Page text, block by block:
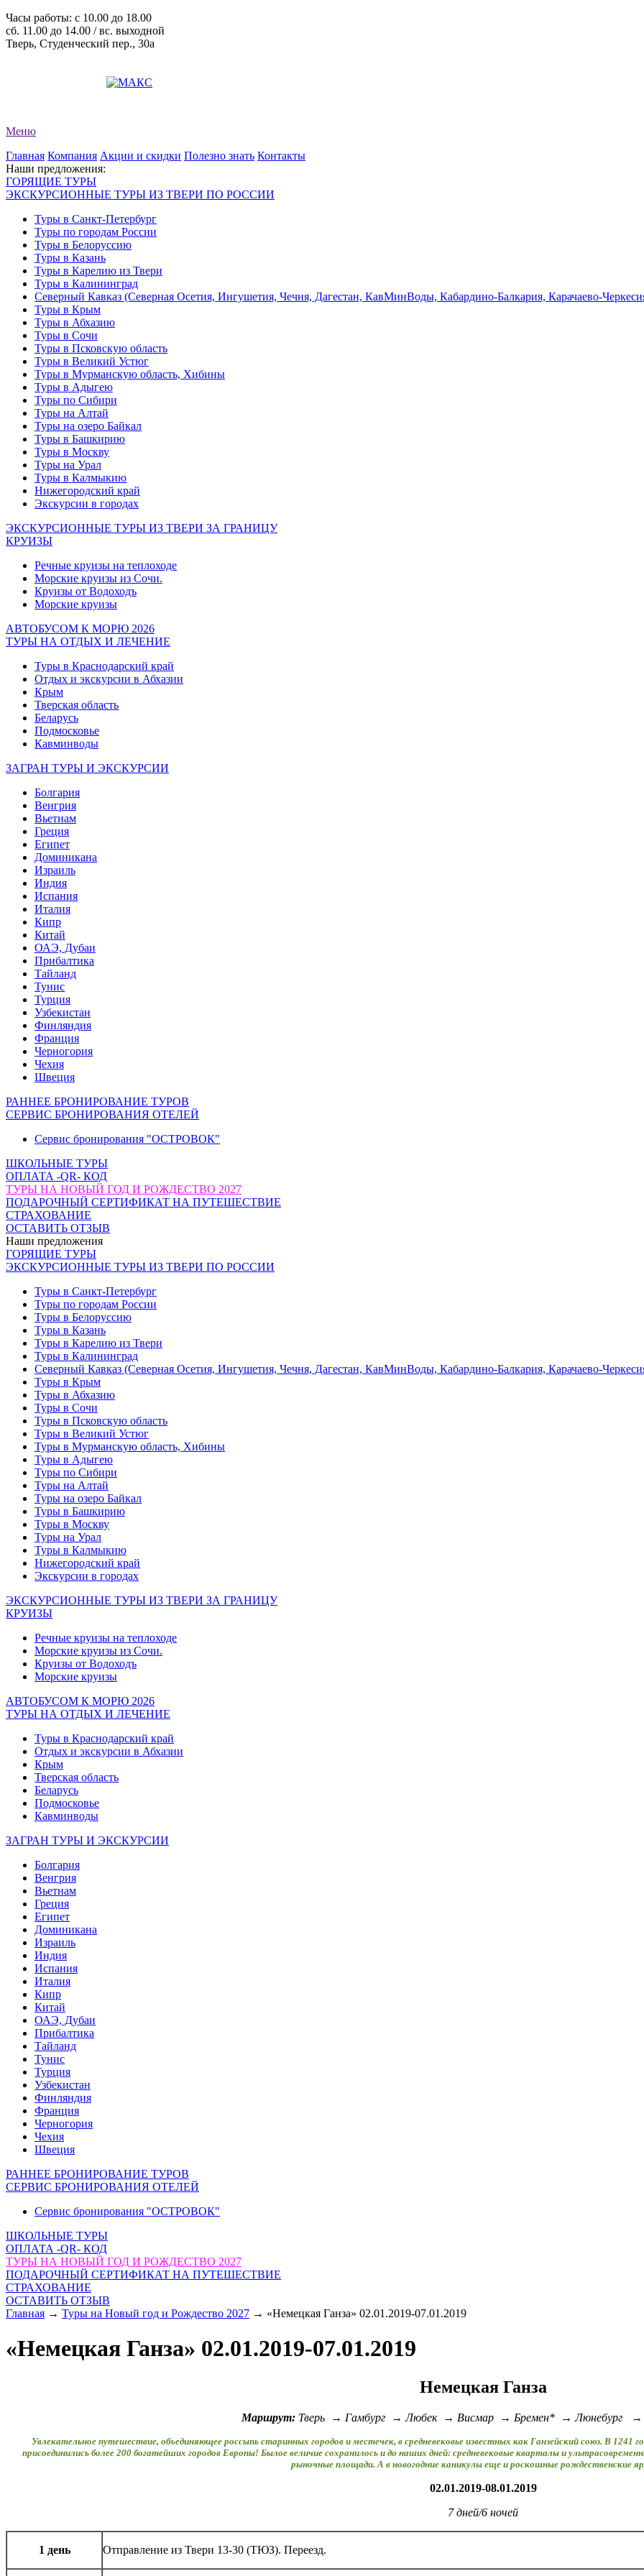
Часы работы: c 10.00 до 18.00
сб. 11.00 до 14.00 / вс. выходной
Тверь, Студенческий пер., 30а
Меню
Главная Компания Акции и скидки Полезно знать Контакты
Наши предложения:
ГОРЯЩИЕ ТУРЫ
ЭКСКУРСИОННЫЕ ТУРЫ ИЗ ТВЕРИ ПО РОССИИ
Туры в Санкт-Петербург
Туры по городам России
Туры в Белоруссию
Туры в Казань
Туры в Карелию из Твери
Туры в Калининград
Северный Кавказ (Северная Осетия, Ингушетия, Чечня, Дагестан, КавМинВоды, Кабардино-Балкария, Карачаево-
Туры в Крым
Туры в Абхазию
Туры в Сочи
Туры в Псковскую область
Туры в Великий Устюг
Туры в Мурманскую область, Хибины
Туры в Адыгею
Туры по Сибири
Туры на Алтай
Туры на озеро Байкал
Туры в Башкирию
Туры в Москву
Туры на Урал
Туры в Калмыкию
Нижегородский край
Экскурсии в городах
ЭКСКУРСИОННЫЕ ТУРЫ ИЗ ТВЕРИ ЗА ГРАНИЦУ
КРУИЗЫ
Речные круизы на теплоходе
Морские круизы из Сочи.
Круизы от Водоходъ
Морские круизы
АВТОБУСОМ К МОРЮ 2026
ТУРЫ НА ОТДЫХ И ЛЕЧЕНИЕ
Туры в Краснодарский край
Отдых и экскурсии в Абхазии
Крым
Тверская область
Беларусь
Подмосковье
Кавминводы
ЗАГРАН ТУРЫ И ЭКСКУРСИИ
Болгария
Венгрия
Вьетнам
Греция
Египет
Доминикана
Израиль
Индия
Испания
Италия
Кипр
Китай
ОАЭ, Дубаи
Прибалтика
Тайланд
Тунис
Турция
Узбекистан
Финляндия
Франция
Черногория
Чехия
Швеция
РАННЕЕ БРОНИРОВАНИЕ ТУРОВ
СЕРВИС БРОНИРОВАНИЯ ОТЕЛЕЙ
Сервис бронирования "ОСТРОВОК"
ШКОЛЬНЫЕ ТУРЫ
ОПЛАТА -QR- КОД
ТУРЫ НА НОВЫЙ ГОД И РОЖДЕСТВО 2027
ПОДАРОЧНЫЙ СЕРТИФИКАТ НА ПУТЕШЕСТВИЕ
СТРАХОВАНИЕ
ОСТАВИТЬ ОТЗЫВ
Наши предложения
ГОРЯЩИЕ ТУРЫ
ЭКСКУРСИОННЫЕ ТУРЫ ИЗ ТВЕРИ ПО РОССИИ
Туры в Санкт-Петербург
Туры по городам России
Туры в Белоруссию
Туры в Казань
Туры в Карелию из Твери
Туры в Калининград
Северный Кавказ (Северная Осетия, Ингушетия, Чечня, Дагестан, КавМинВоды, Кабардино-Балкария, Карачаево-
Туры в Крым
Туры в Абхазию
Туры в Сочи
Туры в Псковскую область
Туры в Великий Устюг
Туры в Мурманскую область, Хибины
Туры в Адыгею
Туры по Сибири
Туры на Алтай
Туры на озеро Байкал
Туры в Башкирию
Туры в Москву
Туры на Урал
Туры в Калмыкию
Нижегородский край
Экскурсии в городах
ЭКСКУРСИОННЫЕ ТУРЫ ИЗ ТВЕРИ ЗА ГРАНИЦУ
КРУИЗЫ
Речные круизы на теплоходе
Морские круизы из Сочи.
Круизы от Водоходъ
Морские круизы
АВТОБУСОМ К МОРЮ 2026
ТУРЫ НА ОТДЫХ И ЛЕЧЕНИЕ
Туры в Краснодарский край
Отдых и экскурсии в Абхазии
Крым
Тверская область
Беларусь
Подмосковье
Кавминводы
ЗАГРАН ТУРЫ И ЭКСКУРСИИ
Болгария
Венгрия
Вьетнам
Греция
Египет
Доминикана
Израиль
Индия
Испания
Италия
Кипр
Китай
ОАЭ, Дубаи
Прибалтика
Тайланд
Тунис
Турция
Узбекистан
Финляндия
Франция
Черногория
Чехия
Швеция
РАННЕЕ БРОНИРОВАНИЕ ТУРОВ
СЕРВИС БРОНИРОВАНИЯ ОТЕЛЕЙ
Сервис бронирования "ОСТРОВОК"
ШКОЛЬНЫЕ ТУРЫ
ОПЛАТА -QR- КОД
ТУРЫ НА НОВЫЙ ГОД И РОЖДЕСТВО 2027
ПОДАРОЧНЫЙ СЕРТИФИКАТ НА ПУТЕШЕСТВИЕ
СТРАХОВАНИЕ
ОСТАВИТЬ ОТЗЫВ
Главная → Туры на Новый год и Рождество 2027 → «Немецкая Ганза» 02.01.2019-07.01.2019
«Немецкая Ганза» 02.01.2019-07.01.2019
Немецкая Ганза
Маршрут:Тверь → Гамбург → Любек → Висмар → Бремен* → Люнебург →
Увлекательное путешествие, объединяющее россыпь старинных городов и местечек, в средневековье известных как Ганзейский союз. В
присоединились более 200 богатейших городов Европы! Былое величие сохранилось и до наших дней: средневековые кварталы и
рыночные площади. А в новогодние каникулы еще и роскошные рождественские
02.01.2019-08.01.2019
7 дней/6 ночей
1 день Отправление из Твери 13-30 (ТЮЗ). Переезд.